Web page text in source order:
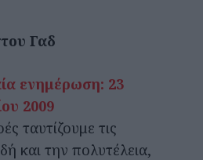
Γαδ
ενημέρωση: 23
2009
ταυτίζουμε τις
και την πολυτέλεια,